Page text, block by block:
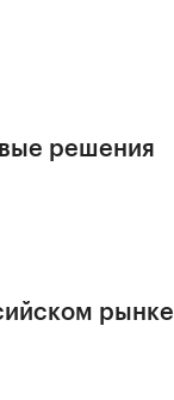
решения
рынке